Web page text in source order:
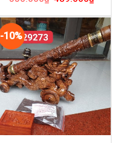
-10%